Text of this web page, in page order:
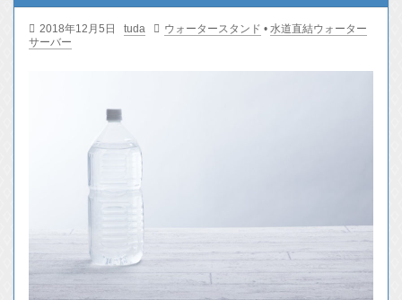
2018年12月5日 tuda ウォータースタンド • 水道直結ウォーター
サーバー